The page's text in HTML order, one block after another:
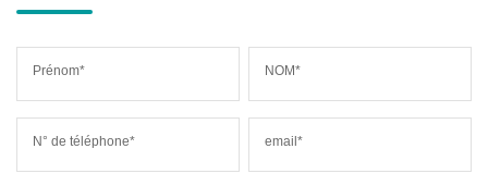
Prénom* NOM*
N° de téléphone* email*